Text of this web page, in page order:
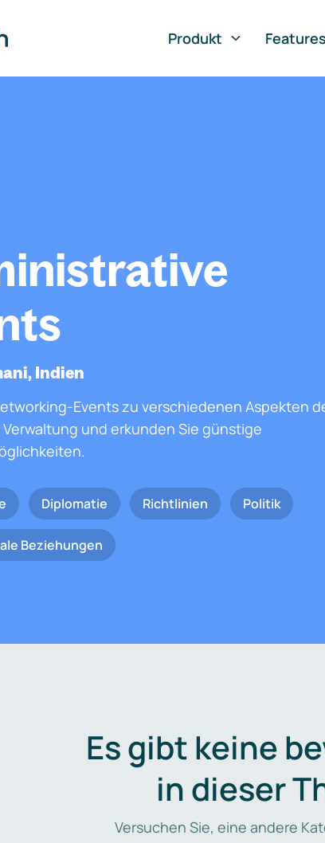
Produkt
Features
Indien
Events zu verschiedenen Aspekten
und erkunden Sie günstige
Diplomatie Richtlinien Politik
Beziehungen
Es gibt keine
in dieser
Versuchen Sie, eine andere